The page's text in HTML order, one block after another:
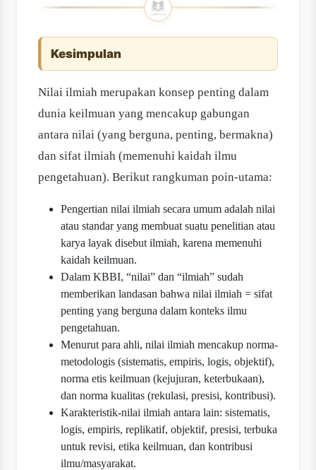
Kesimpulan
Nilai ilmiah merupakan konsep penting dalam
dunia keilmuan yang mencakup gabungan
antara nilai (yang berguna, penting, bermakna)
dan sifat ilmiah (memenuhi kaidah ilmu
pengetahuan). Berikut rangkuman poin-utama:
Pengertian nilai ilmiah secara umum adalah nilai
atau standar yang membuat suatu penelitian atau
karya layak disebut ilmiah, karena memenuhi
kaidah keilmuan.
Dalam KBBI, “nilai” dan “ilmiah” sudah
memberikan landasan bahwa nilai ilmiah = sifat
penting yang berguna dalam konteks ilmu
pengetahuan.
Menurut para ahli, nilai ilmiah mencakup norma-
metodologis (sistematis, empiris, logis, objektif),
norma etis keilmuan (kejujuran, keterbukaan),
dan norma kualitas (rekulasi, presisi, kontribusi).
Karakteristik-nilai ilmiah antara lain: sistematis,
logis, empiris, replikatif, objektif, presisi, terbuka
untuk revisi, etika keilmuan, dan kontribusi
ilmu/masyarakat.